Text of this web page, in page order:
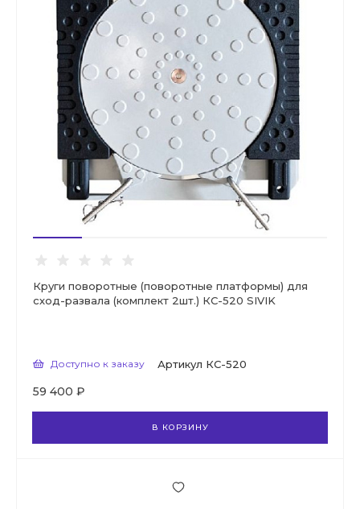
Круги поворотные (поворотные платформы) для
сход-развала (комплект 2шт.) КС-520 SIVIK
Доступно к заказу Артикул КС-520
59 400 ₽
В КОРЗИНУ